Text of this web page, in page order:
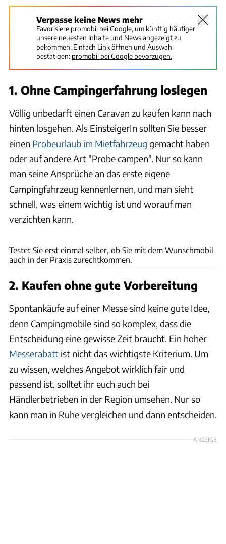
Verpasse keine News mehr
Favorisiere promobil bei Google, um künftig häufiger
unsere neuesten Inhalte und News angezeigt zu
bekommen. Einfach Link öffnen und Auswahl
bestätigen: promobil bei Google bevorzugen.
1. Ohne Campingerfahrung loslegen
Völlig unbedarft einen Caravan zu kaufen kann nach
hinten losgehen. Als EinsteigerIn sollten Sie besser
einen Probeurlaub im Mietfahrzeug gemacht haben
oder auf andere Art "Probe campen". Nur so kann
man seine Ansprüche an das erste eigene
Campingfahrzeug kennenlernen, und man sieht
schnell, was einem wichtig ist und worauf man
verzichten kann.
Testet Sie erst einmal selber, ob Sie mit dem Wunschmobil
auch in der Praxis zurechtkommen.
2. Kaufen ohne gute Vorbereitung
Spontankäufe auf einer Messe sind keine gute Idee,
denn Campingmobile sind so komplex, dass die
Entscheidung eine gewisse Zeit braucht. Ein hoher
Messerabatt ist nicht das wichtigste Kriterium. Um
zu wissen, welches Angebot wirklich fair und
passend ist, solltet ihr euch auch bei
Händlerbetrieben in der Region umsehen. Nur so
kann man in Ruhe vergleichen und dann entscheiden.
ANZEIGE